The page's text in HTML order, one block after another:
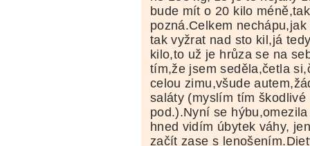
bude mít o 20 kilo
pozná.Celkem
tak vyžrat nad sto kil,já
kilo,to už je hrůza se na
tím,že jsem seděla,četla
celou zimu,všude
saláty (myslím tím
pod.).Nyní se
hned vidím úbytek váhy,
začít zase s